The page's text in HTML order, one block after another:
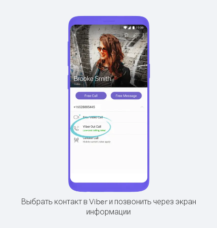
Выбрать контакт в Viber и позвонить через экран
информации